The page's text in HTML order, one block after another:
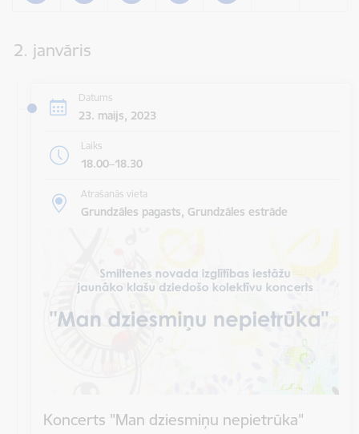
2. janvāris
Datums
23. maijs, 2023
Laiks
18.00–18.30
Atrašanās vieta
Grundzāles pagasts, Grundzāles estrāde
Koncerts "Man dziesmiņu nepietrūka"